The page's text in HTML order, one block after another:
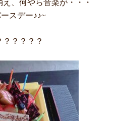
、何やら音楽が・・・
スデー♪♪~
？？？？？